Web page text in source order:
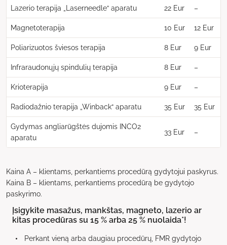
Lazerio terapija „Laserneedle“ aparatu 22 Eur –
Magnetoterapija 10 Eur 12 Eur
Poliarizuotos šviesos terapija 8 Eur 9 Eur
Infraraudonųjų spindulių terapija 8 Eur –
Krioterapija 9 Eur –
Radiodažnio terapija „Winback“ aparatu 35 Eur 35 Eur
Gydymas angliarūgštės dujomis INCO2
aparatu
33 Eur –
Kaina A ­– klientams, perkantiems procedūrą gydytojui paskyrus.
Kaina B­ – klientams, perkantiems procedūrą be gydytojo
paskyrimo.
Įsigykite masažus, mankštas, magneto, lazerio ar
kitas procedūras su 15 % arba 25 % nuolaida*!
Perkant vieną arba daugiau procedūrų, FMR gydytojo